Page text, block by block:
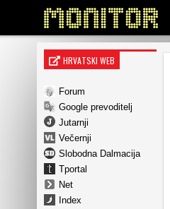
HRVATSKI WEB
Forum
Google prevoditelj
Jutarnji
Večernji
Slobodna Dalmacija
Tportal
Net
Index